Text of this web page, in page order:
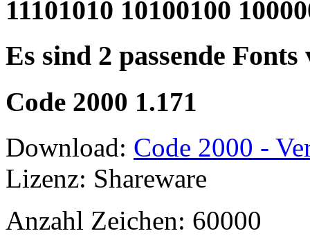
11101010 10100100
Es sind 2 passende
Code 2000 1.171
Download: Code 2000 -
Lizenz: Shareware
Anzahl Zeichen: 60000